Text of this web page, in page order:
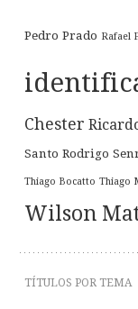
Pedro Prado Rafael
Chester
Santo Rodrigo
Thiago Bocatto Thiago
Wilson
TÍTULOS POR TEMA